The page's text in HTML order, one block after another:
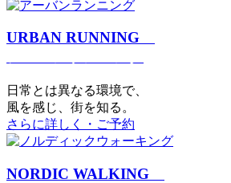
URBAN RUNNING
日常とは異なる環境で、
風を感じ、街を知る。
さらに詳しく・ご予約
NORDIC WALKING